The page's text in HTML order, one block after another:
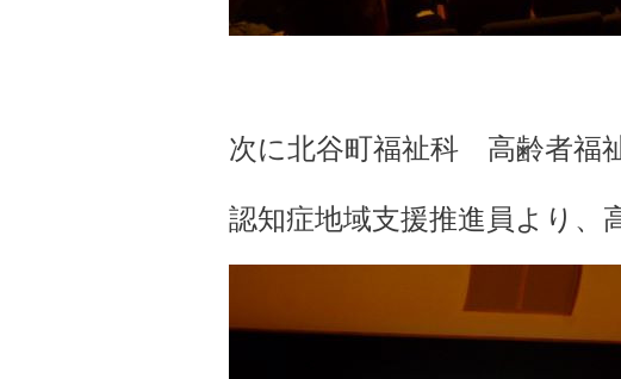
次に北谷町福祉科 高齢者福
認知症地域支援推進員より、